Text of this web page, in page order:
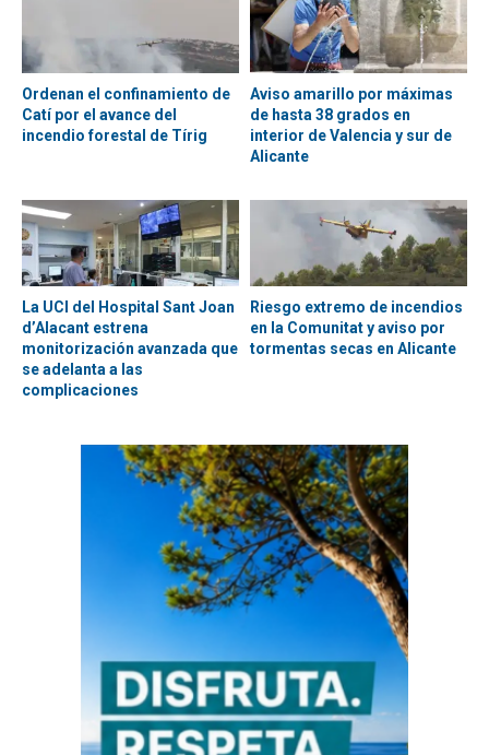
Ordenan el confinamiento de
Catí por el avance del
incendio forestal de Tírig
Aviso amarillo por máximas
de hasta 38 grados en
interior de Valencia y sur de
Alicante
La UCI del Hospital Sant Joan
d’Alacant estrena
monitorización avanzada que
se adelanta a las
complicaciones
Riesgo extremo de incendios
en la Comunitat y aviso por
tormentas secas en Alicante